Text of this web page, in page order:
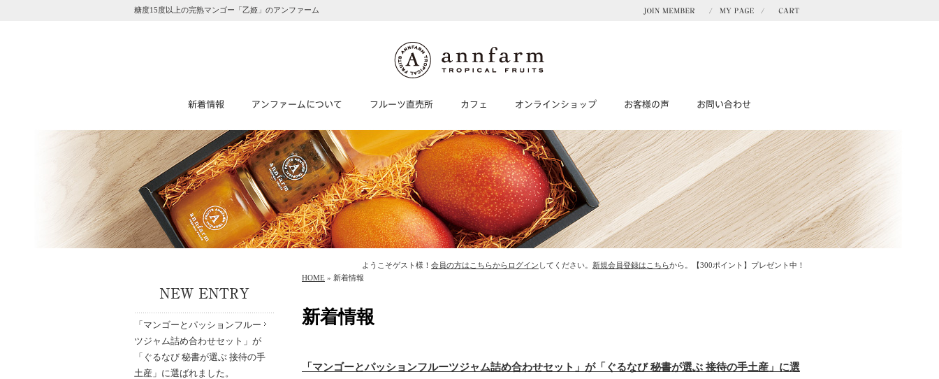
糖度15度以上の完熟マンゴー「乙姫」のアンファーム
ようこそゲスト様！ 会員の方はこちらからログイン してください。 新規会員登録はこちらから。【300ポイント】プレゼント中！
「マンゴーとパッションフルー
ツジャム詰め合わせセット」が
「ぐるなび 秘書が選ぶ 接待の手
土産」に選ばれました。
HOME » 新着情報
新着情報
「マンゴーとパッションフルーツジャム詰め合わせセット」が「ぐるなび 秘書が選ぶ 接待の手土産」に選